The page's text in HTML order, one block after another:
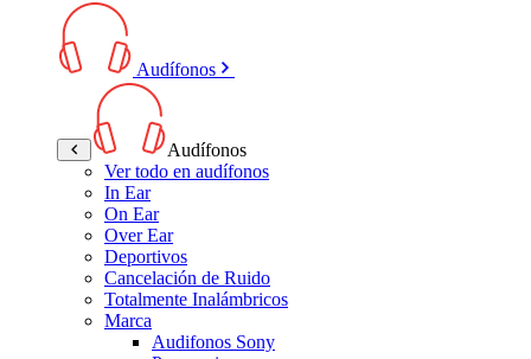
Audífonos
Audífonos
Ver todo en audífonos
In Ear
On Ear
Over Ear
Deportivos
Cancelación de Ruido
Totalmente Inalámbricos
Marca
Audifonos Sony